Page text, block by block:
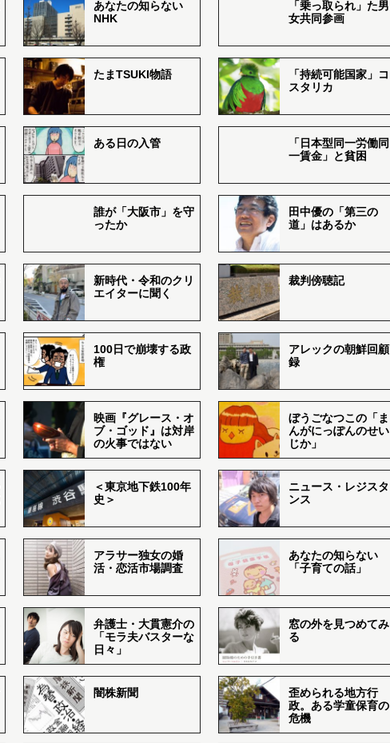
あなたの知らない
NHK
「乗っ取られ」た男
女共同参画
たまTSUKI物語
「持続可能国家」コ
スタリカ
ある日の入管
「日本型同一労働同
一賃金」と貧困
誰が「大阪市」を守
ったか
田中優の「第三の
道」はあるか
新時代・令和のクリ
エイターに聞く
裁判傍聴記
100日で崩壊する政
権
アレックの朝鮮回顧
録
映画『グレース・オ
ブ・ゴッド』は対岸
の火事ではない
ぼうごなつこの「ま
んがにっぽんのせい
じか」
＜東京地下鉄100年
史＞
ニュース・レジスタ
ンス
アラサー独女の婚
活・恋活市場調査
あなたの知らない
「子育ての話」
弁護士・大貫憲介の
「モラ夫バスターな
日々」
窓の外を見つめてみ
る
闇株新聞
歪められる地方行
政。ある学童保育の
危機